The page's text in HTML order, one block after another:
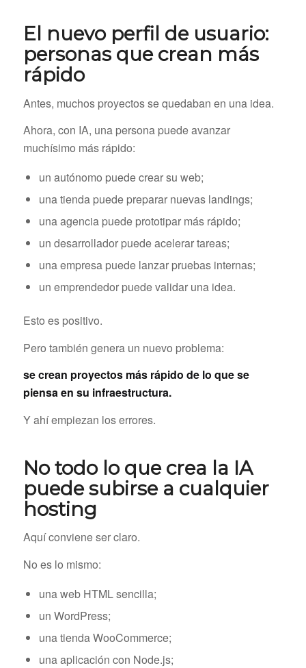
El nuevo perfil de usuario:
personas que crean más
rápido
Antes, muchos proyectos se quedaban en una idea.
Ahora, con IA, una persona puede avanzar
muchísimo más rápido:
un autónomo puede crear su web;
una tienda puede preparar nuevas landings;
una agencia puede prototipar más rápido;
un desarrollador puede acelerar tareas;
una empresa puede lanzar pruebas internas;
un emprendedor puede validar una idea.
Esto es positivo.
Pero también genera un nuevo problema:
se crean proyectos más rápido de lo que se
piensa en su infraestructura.
Y ahí empiezan los errores.
No todo lo que crea la IA
puede subirse a cualquier
hosting
Aquí conviene ser claro.
No es lo mismo:
una web HTML sencilla;
un WordPress;
una tienda WooCommerce;
una aplicación con Node.js;